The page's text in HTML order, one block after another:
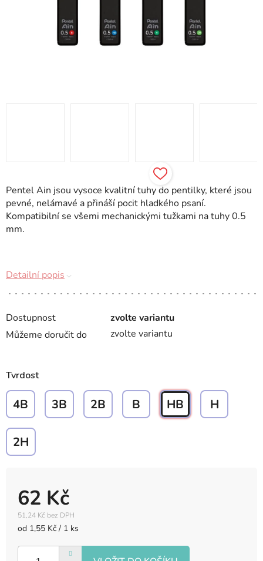
Dostupnost
zvolte variantu
Můžeme doručit do
zvolte variantu
62 Kč
51,24 Kč bez DPH
Měrná
od 1,55 Kč / 1 ks
Pentel Ain jsou vysoce kvalitní tuhy do pentilky, které jsou
pevné, nelámavé a přináší pocit hladkého psaní.
Kompatibilní se všemi mechanickými tužkami na tuhy 0.5
mm.
Detailní popis
Tvrdost
4B 3B 2B B HB H
2H